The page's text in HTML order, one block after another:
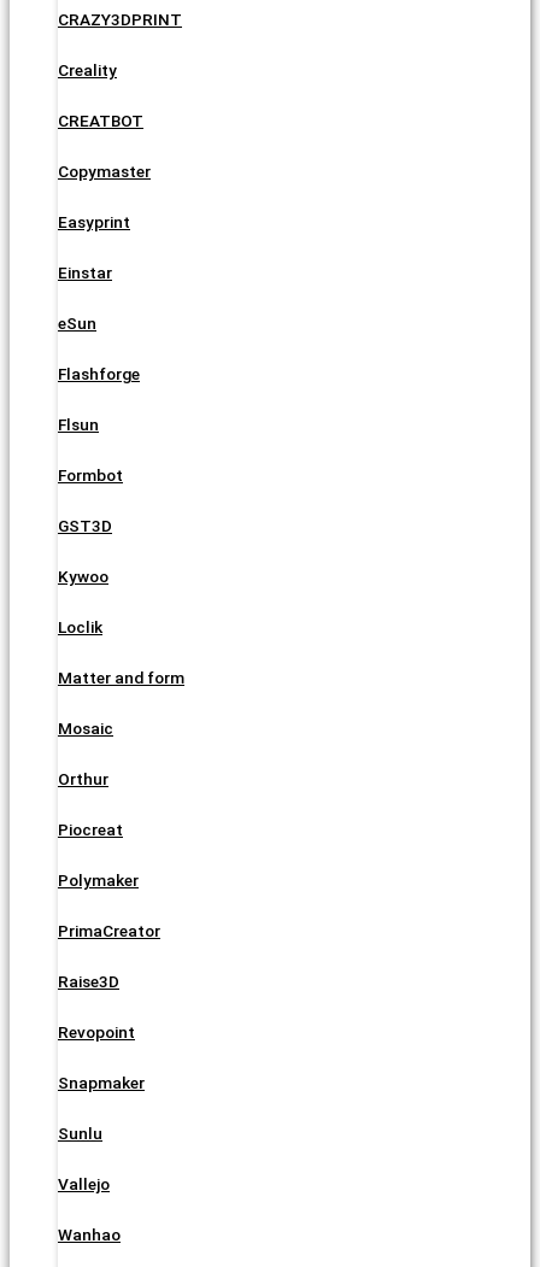
CRAZY3DPRINT
Creality
CREATBOT
Copymaster
Easyprint
Einstar
eSun
Flashforge
Flsun
Formbot
GST3D
Kywoo
Loclik
Matter and form
Mosaic
Orthur
Piocreat
Polymaker
PrimaCreator
Raise3D
Revopoint
Snapmaker
Sunlu
Vallejo
Wanhao